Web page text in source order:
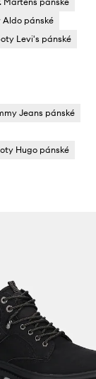
Aldo pánské
Levi's pánské
Jeans pánské
Hugo pánské